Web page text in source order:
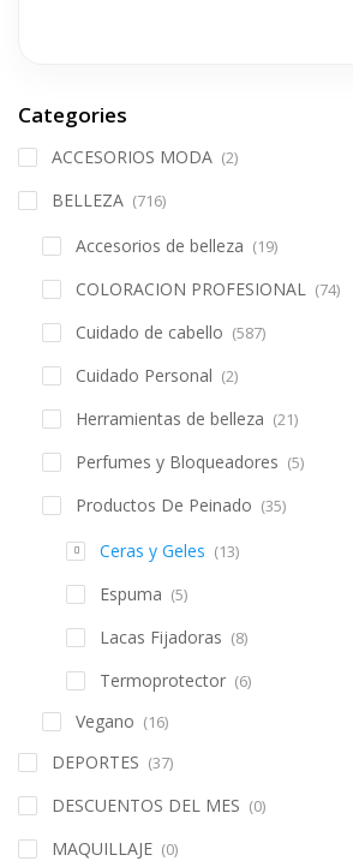
Categories
ACCESORIOS MODA (2)
BELLEZA (716)
Accesorios de belleza (19)
COLORACION PROFESIONAL (74)
Cuidado de cabello (587)
Cuidado Personal (2)
Herramientas de belleza (21)
Perfumes y Bloqueadores (5)
Productos De Peinado (35)
Ceras y Geles (13)
Espuma (5)
Lacas Fijadoras (8)
Termoprotector (6)
Vegano (16)
DEPORTES (37)
DESCUENTOS DEL MES (0)
MAQUILLAJE (0)